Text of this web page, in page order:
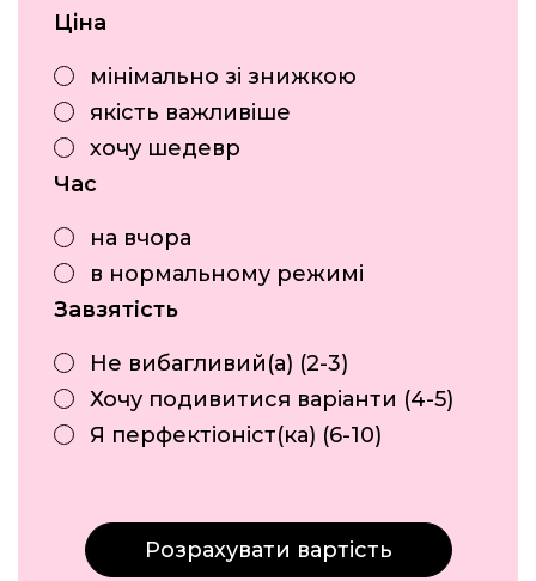
мінімально зі знижкою
якість важливіше
хочу шедевр
на вчора
в нормальному режимі
Не вибагливий(а) (2-3)
Хочу подивитися варіанти (4-5)
Я перфектіоніст(ка) (6-10)
Розрахувати вартість